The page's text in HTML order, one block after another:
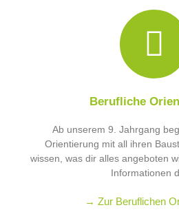
Berufliche
Ab unserem 9. Jahrgang
Orientierung mit all ihren
wissen, was dir alles angeboten
Informationen
→ Zur Beruflichen